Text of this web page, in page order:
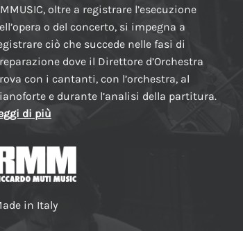
oltre a registrare l’esecuzione
o del concerto, si impegna a
ciò che succede nelle fasi di
dove il Direttore d’Orchestra
con i cantanti, con l’orchestra, al
e durante l’analisi della partitura.
di più
in Italy